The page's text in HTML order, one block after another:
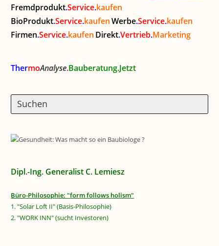
Fremdprodukt.Service.kaufen
BioProdukt.Service.kaufen Werbe.Service.kaufen
Firmen.Service.kaufen Direkt.Vertrieb.Marketing
ThermoAnalyse.Bauberatung.Jetzt
Dipl.-Ing. Generalist C. Lemiesz
Büro-Philosophie: "form follows holism"
1. "Solar Loft II" (Basis-Philosophie)
2. "WORK INN" (sucht Investoren)